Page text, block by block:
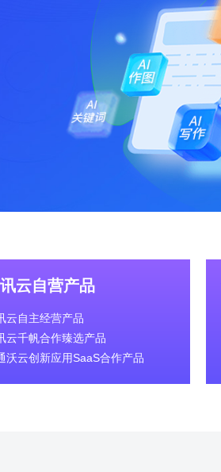
云自营产品
云自主经营产品
云千帆合作臻选产品
沃云创新应用SaaS合作产品